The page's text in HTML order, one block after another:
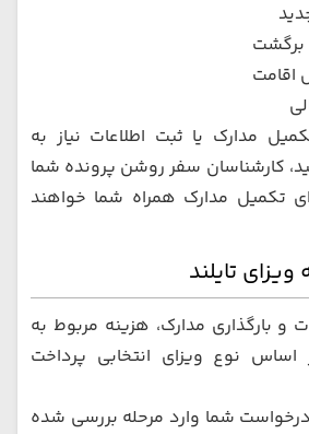
برگشت
اقامت
مدارک یا ثبت اطلاعات نیاز به
کارشناسان سفر روشن پرونده شما
تکمیل مدارک همراه شما خواهند
و بارگذاری مدارک، هزینه مربوط به
اساس نوع ویزای انتخابی پرداخت
شما وارد مرحله بررسی شده